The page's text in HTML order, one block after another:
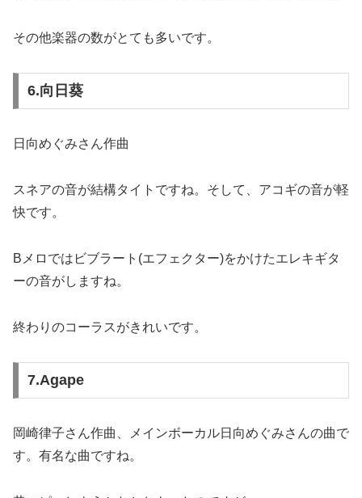
その他楽器の数がとても多いです。
6.向日葵
日向めぐみさん作曲
スネアの音が結構タイトですね。そして、アコギの音が軽
快です。
Bメロではビブラート(エフェクター)をかけたエレキギタ
ーの音がしますね。
終わりのコーラスがきれいです。
7.Agape
岡崎律子さん作曲、メインボーカル日向めぐみさんの曲で
す。有名な曲ですね。